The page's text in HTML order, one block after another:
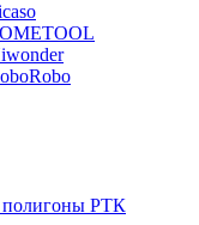
полигоны РТК